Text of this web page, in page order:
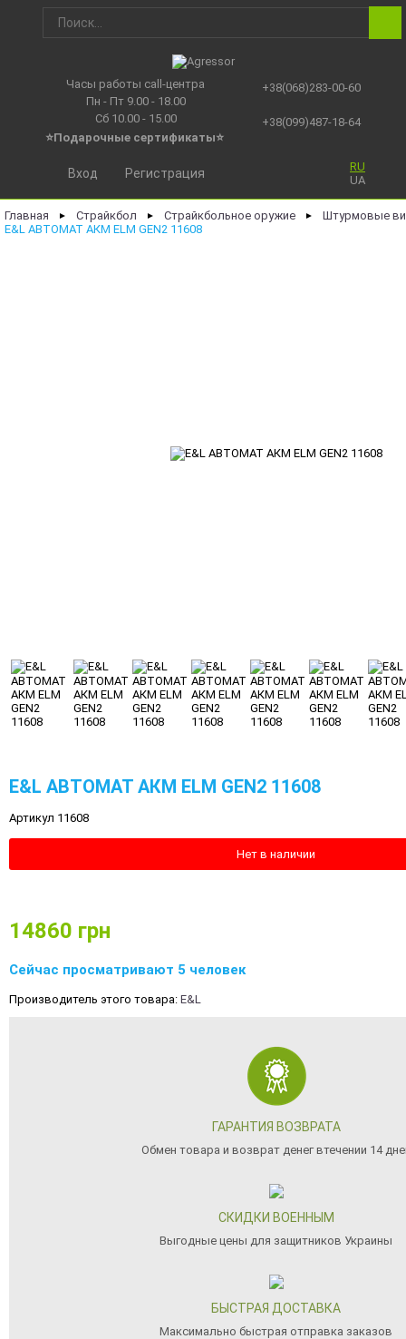
Часы работы call-центра
Пн - Пт 9.00 - 18.00
Сб 10.00 - 15.00
⭐Подарочные сертификаты⭐
+38(068)283-00-60
+38(099)487-18-64
RU
UA
Вход Регистрация
Главная ► Страйкбол ► Страйкбольное оружие ►
Штурмовые
E&L АВТОМАТ АКМ ELM GEN2 11608
E&L АВТОМАТ АКМ ELM GEN2 11608
Артикул 11608
Нет в наличии
14860 грн
Сейчас просматривают 5 человек
Производитель этого товара: E&L
ГАРАНТИЯ ВОЗВРАТА
Обмен товара и возврат денег втечении 14
СКИДКИ ВОЕННЫМ
Выгодные цены для защитников Украины
БЫСТРАЯ ДОСТАВКА
Максимально быстрая отправка заказов